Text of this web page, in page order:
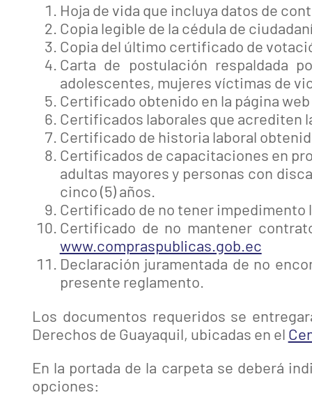
Hoja de vida que incluya datos de
Copia legible de la cédula de
Copia del último certificado de
Carta de postulación respaldada
adolescentes, mujeres víctimas de
Certificado obtenido en la página
Certificados laborales que acrediten
Certificado de historia laboral
Certificados de capacitaciones en
adultas mayores y personas con
cinco (5) años.
Certificado de no tener impedimento
Certificado de no mantener
www.compraspublicas.gob.ec
Declaración juramentada de no
presente reglamento.
Los documentos requeridos se
Derechos de Guayaquil, ubicadas en el
En la portada de la carpeta se deberá
opciones: